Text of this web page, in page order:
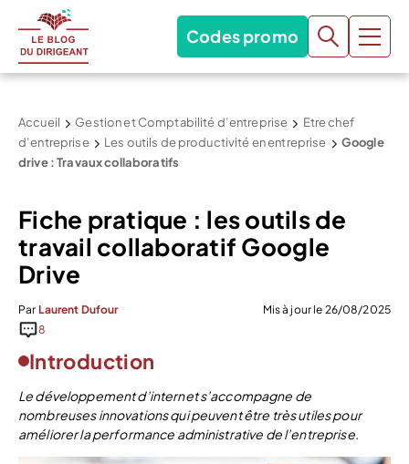
Codes promo
Accueil Gestion et Comptabilité d’entreprise
Etre chef
d’entreprise
Les outils de productivité en entreprise
Google
drive : Travaux collaboratifs
Fiche pratique : les outils de
travail collaboratif Google
Drive
Par Laurent Dufour
Mis à jour le 26/08/2025
8
Introduction
Le développement d’internet s’accompagne de
nombreuses innovations qui peuvent être très utiles pour
améliorer la performance administrative de l’entreprise.